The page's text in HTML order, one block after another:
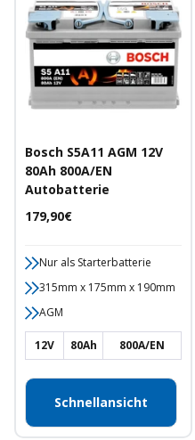
Bosch S5A11 AGM 12V
80Ah 800A/EN
Autobatterie
Angebotspreis
179,90€
Nur als Starterbatterie
315mm x 175mm x 190mm
AGM
12V 80Ah 800A/EN
Schnellansicht